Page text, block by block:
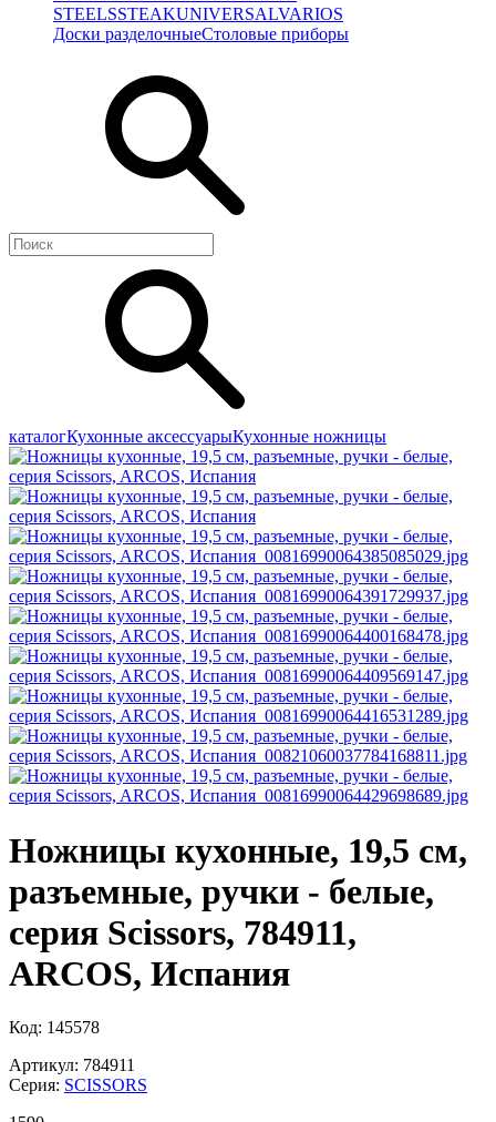
STEELSSTEAKUNIVERSALVARIOS
Доски разделочныеСтоловые приборы
каталогКухонные аксессуарыКухонные ножницы
Ножницы кухонные, 19,5 см,
разъемные, ручки - белые,
серия Scissors, 784911,
ARCOS, Испания
Код: 145578
Артикул: 784911
Серия: SCISSORS